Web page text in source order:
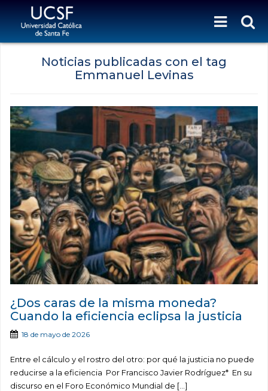
Noticias publicadas con el tag
Emmanuel Levinas
¿Dos caras de la misma moneda?
Cuando la eficiencia eclipsa la justicia
18 de mayo de 2026
Entre el cálculo y el rostro del otro: por qué la justicia no puede
reducirse a la eficiencia Por Francisco Javier Rodríguez* En su
discurso en el Foro Económico Mundial de […]